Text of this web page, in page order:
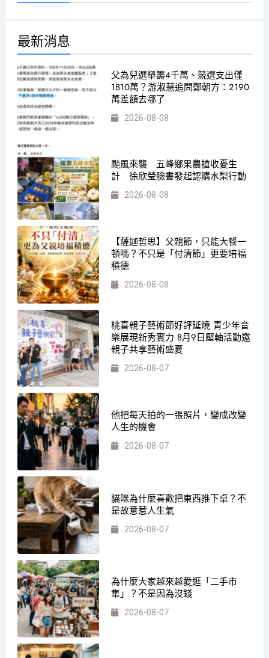
最新消息
父為兒選舉籌4千萬、競選支出僅
1810萬？游淑慧追問鄭朝方：2190
萬差額去哪了
2026-08-08
颱風來襲 五峰鄉果農搶收憂生
計 徐欣瑩臉書發起認購水梨行動
2026-08-08
【薩迦哲思】父親節，只能大餐一
頓嗎？不只是「付清節」更要培福
積德
2026-08-08
桃喜親子藝術節好評延燒 青少年音
樂展現新秀實力 8月9日壓軸活動邀
親子共享藝術盛夏
2026-08-07
他把每天拍的一張照片，變成改變
人生的機會
2026-08-07
貓咪為什麼喜歡把東西推下桌？不
是故意惹人生氣
2026-08-07
為什麼大家越來越愛逛「二手市
集」？不是因為沒錢
2026-08-07